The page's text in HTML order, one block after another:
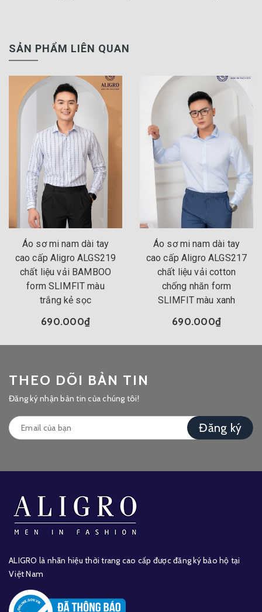
SẢN PHẨM LIÊN QUAN
Áo sơ mi nam dài tay
cao cấp Aligro ALGS219
chất liệu vải BAMBOO
form SLIMFIT màu
trắng kẻ sọc
690.000₫
Áo sơ mi nam dài tay
cao cấp Aligro ALGS217
chất liệu vải cotton
chống nhăn form
SLIMFIT màu xanh
690.000₫
THEO DÕI BẢN TIN
Đăng ký nhận bản tin của chúng tôi!
Đăng ký
ALIGRO là nhãn hiệu thời trang cao cấp được đăng ký bảo hộ tại
Việt Nam